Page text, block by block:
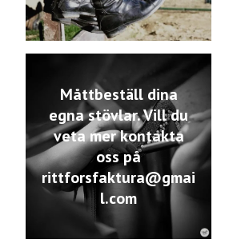
Måttbeställ dina
egna stövlar. Vill du
veta mer kontakta
oss på
rittforsfaktura@gmai
l.com